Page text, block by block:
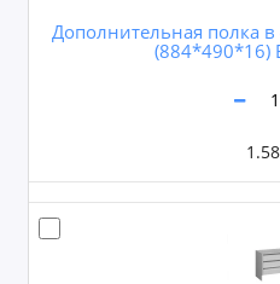
Дополнительная полка
(884*490*16)